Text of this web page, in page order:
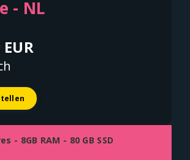
- NL
- 8GB RAM - 80 GB SSD